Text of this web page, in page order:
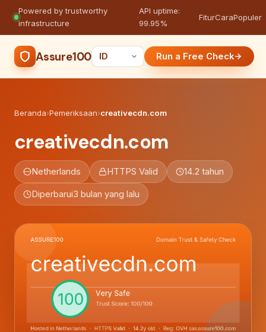
Powered by trustworthy
infrastructure
·
API uptime:
99.95%
FiturCaraPopuler
Assure100 Run a Free Check
Beranda›Pemeriksaan›creativecdn.com
creativecdn.com
Netherlands HTTPS Valid 14.2 tahun
Diperbarui3 bulan yang lalu